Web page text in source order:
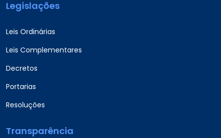
Legislações
Leis Ordinárias
Leis Complementares
Decretos
Portarias
Resoluções
Transparência